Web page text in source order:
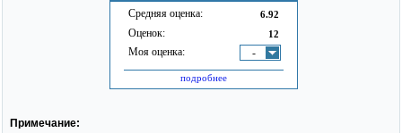
Средняя оценка: 6.92
Оценок: 12
Моя оценка: -
подробнее
Примечание: